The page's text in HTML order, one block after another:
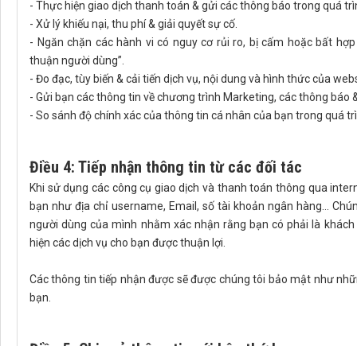
- Thực hiện giao dịch thanh toán & gửi các thông báo trong quá
- Xử lý khiếu nại, thu phí & giải quyết sự cố.
- Ngăn chặn các hành vi có nguy cơ rủi ro, bị cấm hoặc bất
thuận người dùng”.
- Đo đạc, tùy biến & cải tiến dịch vụ, nội dung và hình thức của
- Gửi bạn các thông tin về chương trình Marketing, các thông báo
- So sánh độ chính xác của thông tin cá nhân của bạn trong quá
Điều 4: Tiếp nhận thông tin từ các đối tác
Khi sử dụng các công cụ giao dịch và thanh toán thông qua
bạn như địa chỉ username, Email, số tài khoản ngân hàng...
người dùng của mình nhằm xác nhận rằng bạn có phải là
hiện các dịch vụ cho bạn được thuận lợi.
Các thông tin tiếp nhận được sẽ được chúng tôi bảo mật như
bạn.